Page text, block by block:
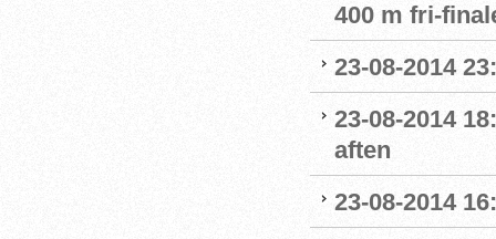
400 m fri-
23-08-2014
23-08-2014
aften
23-08-2014